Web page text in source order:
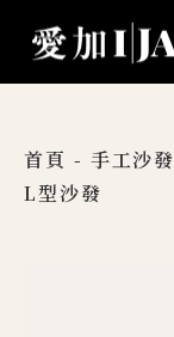
首頁 - 手工沙發
L型沙發